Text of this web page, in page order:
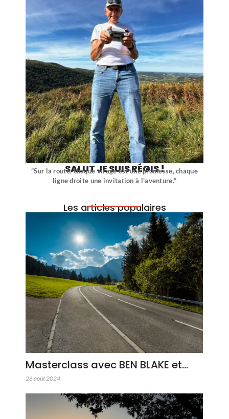
SALUT JE SUIS RÉGIS !
“Sur la route, chaque virage est une promesse, chaque
ligne droite une invitation à l’aventure.”
Les articles populaires
Masterclass avec BEN BLAKE et…
26 août 2024